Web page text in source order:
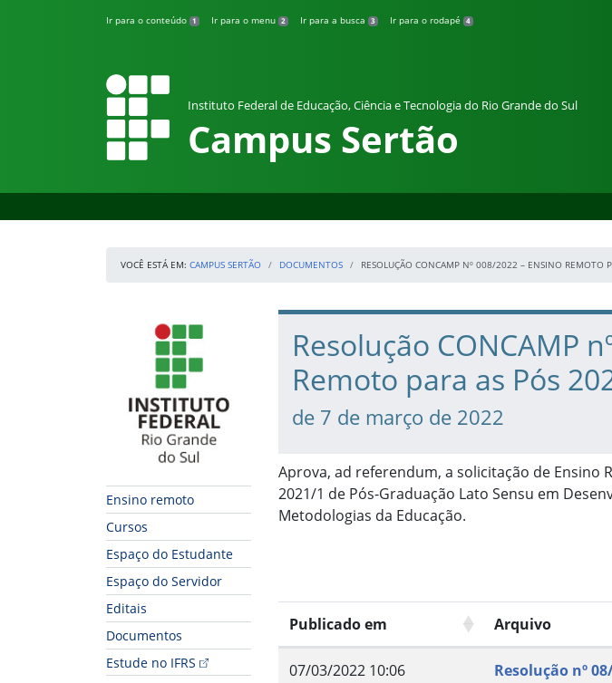
Ir para o conteúdo 1 Ir para o menu 2 Ir para a busca 3 Ir para o rodapé 4
Instituto Federal de Educação, Ciência e Tecnologia do Rio Grande do Sul
Campus Sertão
VOCÊ ESTÁ EM: CAMPUS SERTÃO DOCUMENTOS RESOLUÇÃO CONCAMP Nº 008/2022 – ENSINO REMOTO
Início da navegação
Ensino remoto
Cursos
Espaço do Estudante
Espaço do Servidor
Editais
Documentos
Estude no IFRS
Início do conteúdo
Resolução CONCAMP
Remoto para as Pós
de 7 de março de 2022
Aprova, ad referendum, a solicitação de Ensino
2021/1 de Pós-Graduação Lato Sensu em
Metodologias da Educação.
Publicado em Arquivo
07/03/2022 10:06 Resolução nº